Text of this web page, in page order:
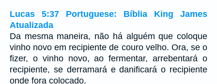
Lucas 5:37 Portuguese: Bíblia King James
Atualizada
Da mesma maneira, não há alguém que coloque
vinho novo em recipiente de couro velho. Ora, se o
fizer, o vinho novo, ao fermentar, arrebentará o
recipiente, se derramará e danificará o recipiente
onde fora colocado.